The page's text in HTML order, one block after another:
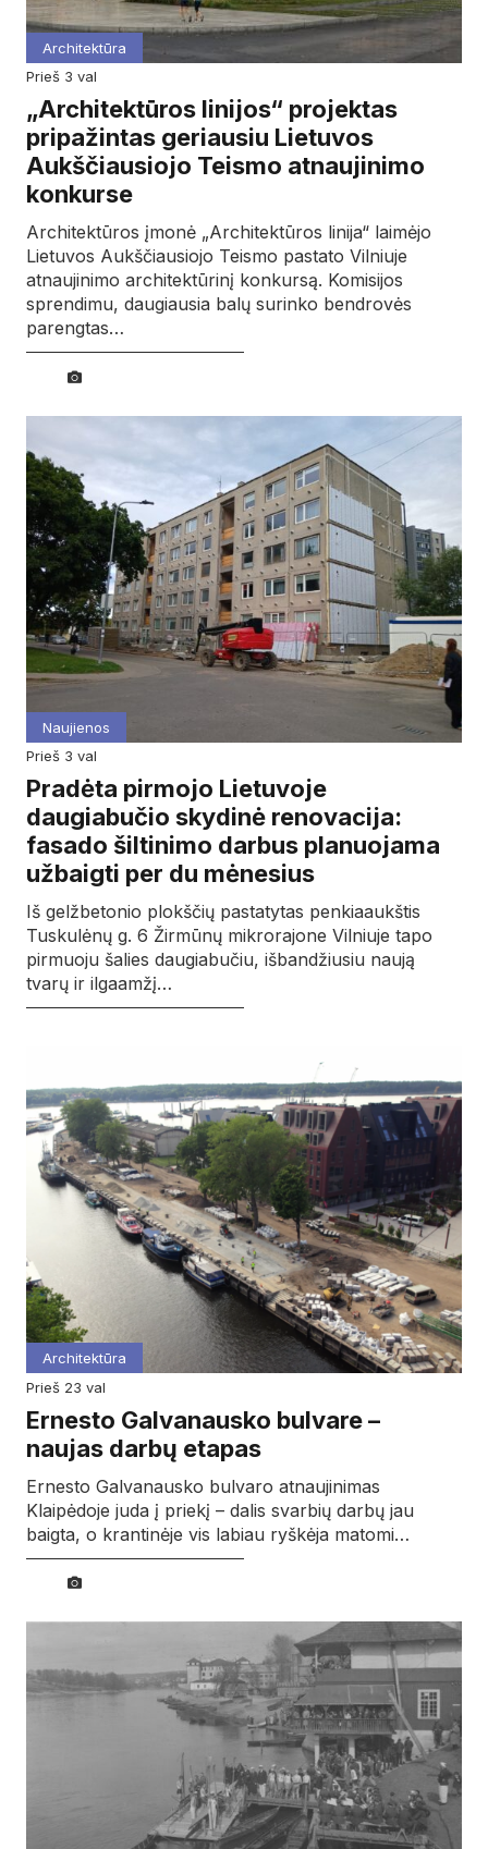
Architektūra
prieš 3 val
„Architektūros linijos“ projektas
pripažintas geriausiu Lietuvos
Aukščiausiojo Teismo atnaujinimo
konkurse
Architektūros įmonė „Architektūros linija“ laimėjo
Lietuvos Aukščiausiojo Teismo pastato Vilniuje
atnaujinimo architektūrinį konkursą. Komisijos
sprendimu, daugiausia balų surinko bendrovės
parengtas…
Naujienos
prieš 3 val
Pradėta pirmojo Lietuvoje
daugiabučio skydinė renovacija:
fasado šiltinimo darbus planuojama
užbaigti per du mėnesius
Iš gelžbetonio plokščių pastatytas penkiaaukštis
Tuskulėnų g. 6 Žirmūnų mikrorajone Vilniuje tapo
pirmuoju šalies daugiabučiu, išbandžiusiu naują
tvarų ir ilgaamžį…
Architektūra
prieš 23 val
Ernesto Galvanausko bulvare –
naujas darbų etapas
Ernesto Galvanausko bulvaro atnaujinimas
Klaipėdoje juda į priekį – dalis svarbių darbų jau
baigta, o krantinėje vis labiau ryškėja matomi…